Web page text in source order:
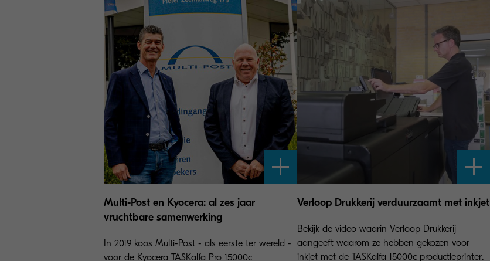
Multi-Post en Kyocera: al zes jaar
vruchtbare samenwerking
In 2019 koos Multi-Post - als eerste ter wereld -
voor de Kyocera TASKalfa Pro 15000c
Verloop Drukkerij verduurzaamt met inkjet
Bekijk de video waarin Verloop Drukkerij
aangeeft waarom ze hebben gekozen voor
inkjet met de TASKalfa 15000c productieprinter.